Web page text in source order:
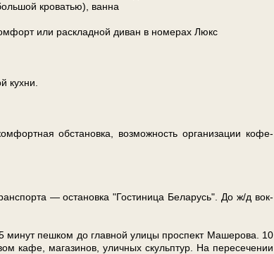
кро­ва­тью), ванна
или раскладной ди­ван в но­ме­рах Люкс
кух­ни.
об­ста­нов­ка, воз­мож­ность ор­га­ни­за­ции кофе-
— оста­нов­ка "Го­сти­ни­ца Бе­ла­русь". До ж/д вок­
ми­нут пеш­ком до глав­ной ули­цы про­спект Машерова. 10
ка­фе, ма­га­зи­нов, улич­ных скульп­тур. На пересечении